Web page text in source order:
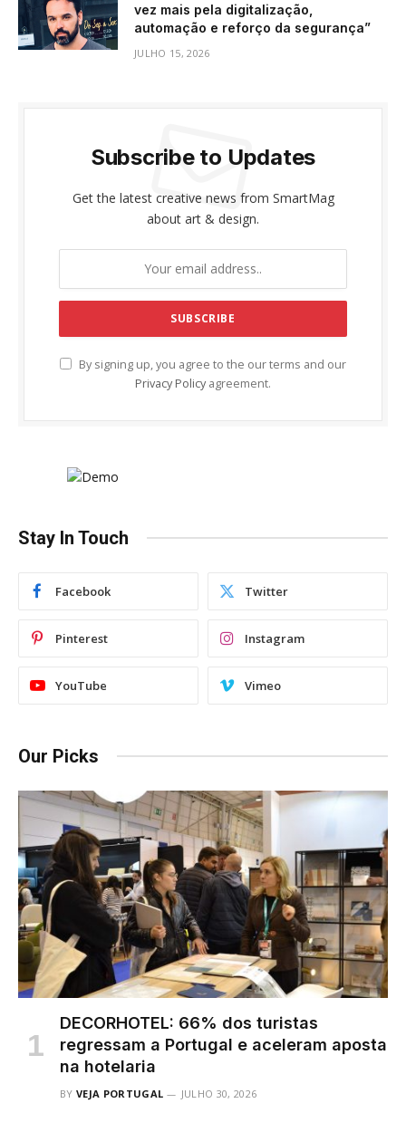
vez mais pela digitalização,
automação e reforço da segurança”
JULHO 15, 2026
Subscribe to Updates
Get the latest creative news from SmartMag
about art & design.
By signing up, you agree to the our terms and our
Privacy Policy agreement.
Stay In Touch
Facebook Twitter
Pinterest Instagram
YouTube Vimeo
Our Picks
DECORHOTEL: 66% dos turistas
regressam a Portugal e aceleram aposta
na hotelaria
BY VEJA PORTUGAL JULHO 30, 2026